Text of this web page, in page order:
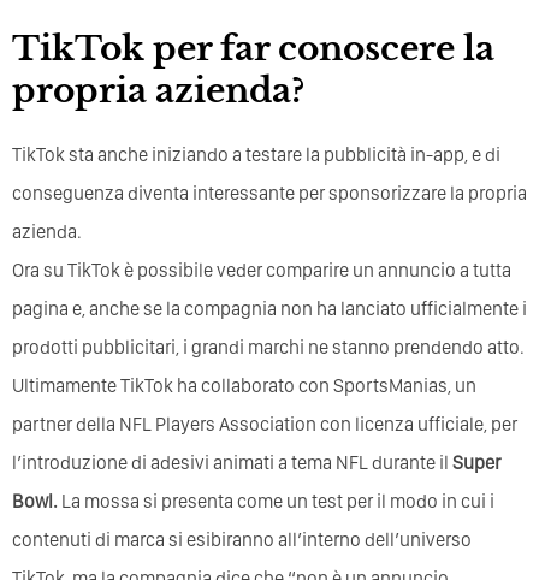
TikTok per far conoscere la
propria azienda?
TikTok sta anche iniziando a testare la pubblicità in-app, e di
conseguenza diventa interessante per sponsorizzare la propria
azienda.
Ora su TikTok è possibile veder comparire un annuncio a tutta
pagina e, anche se la compagnia non ha lanciato ufficialmente i
prodotti pubblicitari, i grandi marchi ne stanno prendendo atto.
Ultimamente TikTok ha collaborato con SportsManias, un
partner della NFL Players Association con licenza ufficiale, per
l’introduzione di adesivi animati a tema NFL durante il Super
Bowl. La mossa si presenta come un test per il modo in cui i
contenuti di marca si esibiranno all’interno dell’universo